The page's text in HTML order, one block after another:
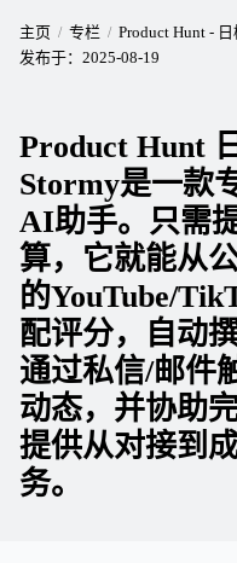
主页 专栏
Product Hunt - 日
发布于： 2025-08-19
Product Hunt
Stormy是一款
AI助手。只需
算，它就能从
的YouTube/
配评分，自动
通过私信/邮件
动态，并协助
提供从对接到
务。